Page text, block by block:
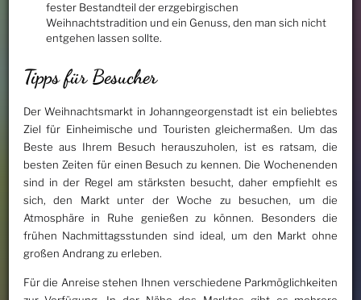
fester Bestandteil der erzgebirgischen
Weihnachtstradition und ein Genuss, den man sich nicht
entgehen lassen sollte.
Tipps für Besucher
Der Weihnachtsmarkt in Johanngeorgenstadt ist ein beliebtes
Ziel für Einheimische und Touristen gleichermaßen. Um das
Beste aus Ihrem Besuch herauszuholen, ist es ratsam, die
besten Zeiten für einen Besuch zu kennen. Die Wochenenden
sind in der Regel am stärksten besucht, daher empfiehlt es
sich, den Markt unter der Woche zu besuchen, um die
Atmosphäre in Ruhe genießen zu können. Besonders die
frühen Nachmittagsstunden sind ideal, um den Markt ohne
großen Andrang zu erleben.
Für die Anreise stehen Ihnen verschiedene Parkmöglichkeiten